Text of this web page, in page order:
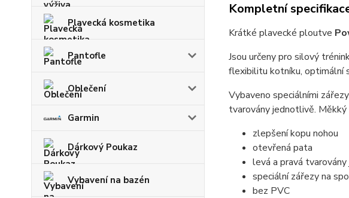
Plavecká kosmetika
Pantofle
Oblečení
Garmin
Dárkový Poukaz
Vybavení na bazén
Kompletní
Krátké plavecké ploutve
Jsou určeny pro silový
flexibilitu kotníku, optimální
Vybaveno speciálními
tvarovány jednotlivě.
zlepšení kopu nohou
otevřená pata
levá a pravá
speciální zářezy na
bez PVC